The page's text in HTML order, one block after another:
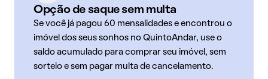
Opção de saque sem multa
Se você já pagou 60 mensalidades e encontrou o
imóvel dos seus sonhos no QuintoAndar, use o
saldo acumulado para comprar seu imóvel, sem
sorteio e sem pagar multa de cancelamento.